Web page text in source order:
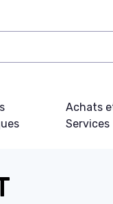
Achats
Services